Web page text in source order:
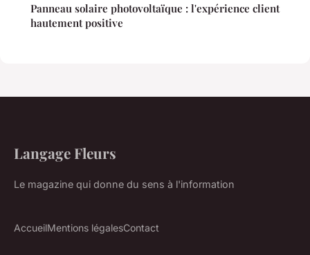
Panneau solaire photovoltaïque : l'expérience client
hautement positive
Langage Fleurs
Le magazine qui donne du sens à l'information
AccueilMentions légalesContact